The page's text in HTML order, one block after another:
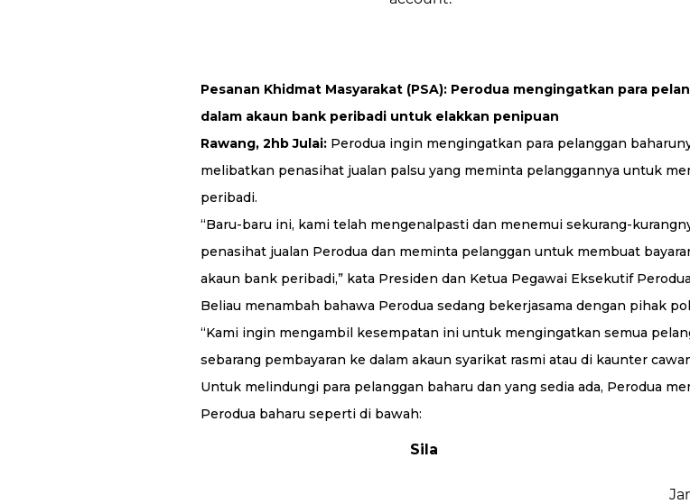
Pesanan Khidmat Masyarakat (PSA): Perodua mengingatkan para
dalam akaun bank peribadi untuk elakkan penipuan
Rawang, 2hb Julai: Perodua ingin mengingatkan para pelanggan
melibatkan penasihat jualan palsu yang meminta pelanggannya untuk
peribadi.
“Baru-baru ini, kami telah mengenalpasti dan menemui sekurang-
penasihat jualan Perodua dan meminta pelanggan untuk membuat
akaun bank peribadi,” kata Presiden dan Ketua Pegawai Eksekutif
Beliau menambah bahawa Perodua sedang bekerjasama dengan pihak
“Kami ingin mengambil kesempatan ini untuk mengingatkan semua
sebarang pembayaran ke dalam akaun syarikat rasmi atau di kaunter
Untuk melindungi para pelanggan baharu dan yang sedia ada, Perodua
Perodua baharu seperti di bawah:
Sila